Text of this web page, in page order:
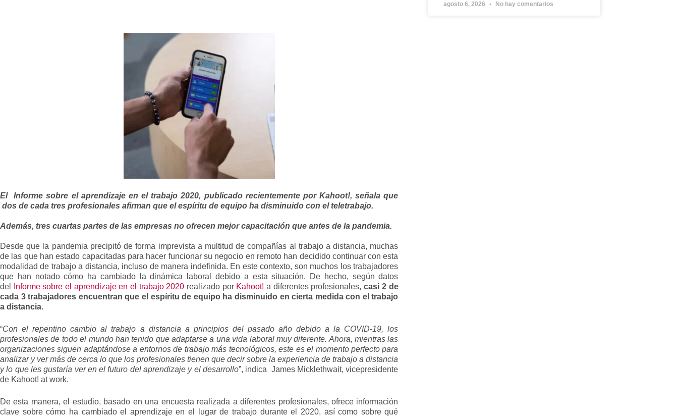
El Informe sobre el aprendizaje en el trabajo 2020, publicado recientemente por Kahoot!, señala que
dos de cada tres profesionales afirman que el espíritu de equipo ha disminuido con el teletrabajo.
Además, tres cuartas partes de las empresas no ofrecen mejor capacitación que antes de la pandemia.
Desde que la pandemia precipitó de forma imprevista a multitud de compañías al trabajo a distancia, muchas
de las que han estado capacitadas para hacer funcionar su negocio en remoto han decidido continuar con esta
modalidad de trabajo a distancia, incluso de manera indefinida. En este contexto, son muchos los trabajadores
que han notado cómo ha cambiado la dinámica laboral debido a esta situación. De hecho, según datos
del
Informe sobre el aprendizaje en el trabajo 2020 realizado por Kahoot! a diferentes profesionales,casi 2 de
cada 3 trabajadores encuentran que el espíritu de equipo ha disminuido en cierta medida con el trabajo
a distancia.
“Con el repentino cambio al trabajo a distancia a principios del pasado año debido a la COVID-19, los
profesionales de todo el mundo han tenido que adaptarse a una vida laboral muy diferente. Ahora, mientras las
organizaciones siguen adaptándose a entornos de trabajo más tecnológicos, este es el momento perfecto para
analizar y ver más de cerca lo que los profesionales tienen que decir sobre la experiencia de trabajo a distancia
y lo que les gustaría ver en el futuro del aprendizaje y el desarrollo”, indica James Micklethwait, vicepresidente
de Kahoot! at work.
De esta manera, el estudio, basado en una encuesta realizada a diferentes profesionales, ofrece información
clave sobre cómo ha cambiado el aprendizaje en el lugar de trabajo durante el 2020, así como sobre qué
agosto 6, 2026 No hay comentarios